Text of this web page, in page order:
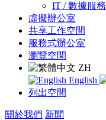
IT / 數據服務
虛擬辦公室
共享工作空間
服務式辦公室
瀏覽空間
ZH
English
列出空間
關於我們 新聞